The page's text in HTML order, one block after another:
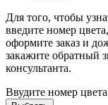
Для того, чтобы
введите номер
оформите заказ и
закажите обратный
консультанта.
Ввудите номер